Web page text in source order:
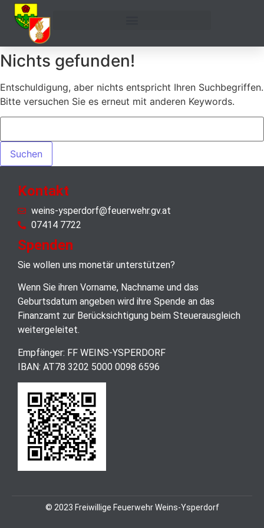
Nichts gefunden!
Entschuldigung, aber nichts entspricht Ihren Suchbegriffen.
Bitte versuchen Sie es erneut mit anderen Keywords.
Kontakt
weins-ysperdorf@feuerwehr.gv.at
07414 7722
Spenden
Sie wollen uns monetär unterstützen?
Wenn Sie ihren Vorname, Nachname und das
Geburtsdatum angeben wird ihre Spende an das
Finanzamt zur Berücksichtigung beim Steuerausgleich
weitergeleitet.
Empfänger: FF WEINS-YSPERDORF
IBAN: AT78 3202 5000 0098 6596
© 2023 Freiwillige Feuerwehr Weins-Ysperdorf